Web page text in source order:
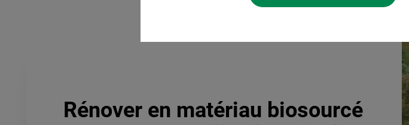
Rénover en matériau biosourcé